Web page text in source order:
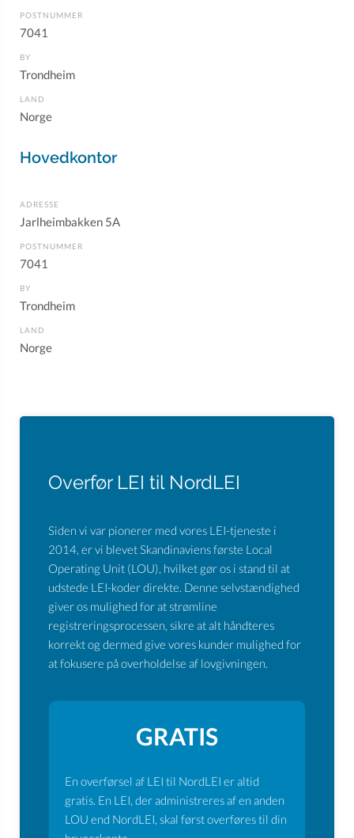
POSTNUMMER
7041
BY
Trondheim
LAND
Norge
Hovedkontor
ADRESSE
Jarlheimbakken 5A
POSTNUMMER
7041
BY
Trondheim
LAND
Norge
Overfør LEI til NordLEI
Siden vi var pionerer med vores LEI-tjeneste i
2014, er vi blevet Skandinaviens første Local
Operating Unit (LOU), hvilket gør os i stand til at
udstede LEI-koder direkte. Denne selvstændighed
giver os mulighed for at strømline
registreringsprocessen, sikre at alt håndteres
korrekt og dermed give vores kunder mulighed for
at fokusere på overholdelse af lovgivningen.
GRATIS
En overførsel af LEI til NordLEI er altid
gratis. En LEI, der administreres af en anden
LOU end NordLEI, skal først overføres til din